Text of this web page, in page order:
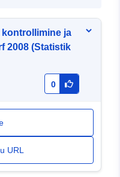
kontrollimine ja
2008 (Statistik
0
URL